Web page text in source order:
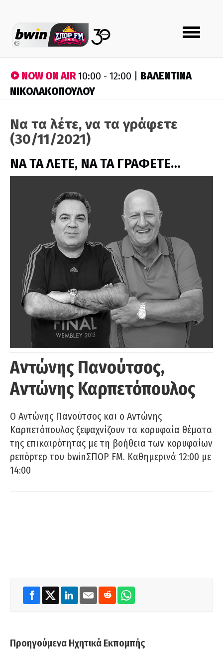
Toggle
navigation
NOW ON AIR10:00 - 12:00 | ΒΑΛΕΝΤΙΝΑ
ΝΙΚΟΛΑΚΟΠΟΥΛΟΥ
Να τα λέτε, να τα γράφετε
(30/11/2021)
ΝΑ ΤΑ ΛΕΤΕ, ΝΑ ΤΑ ΓΡΑΦΕΤΕ…
Αντώνης Πανούτσος,
Αντώνης Καρπετόπουλος
Ο Αντώνης Πανούτσος και ο Αντώνης
Καρπετόπουλος ξεψαχνίζουν τα κορυφαία θέματα
της επικαιρότητας με τη βοήθεια των κορυφαίων
ρεπόρτερ του bwinΣΠΟΡ FM. Καθημερινά 12:00 με
14:00
Προηγούμενα Ηχητικά Εκπομπής